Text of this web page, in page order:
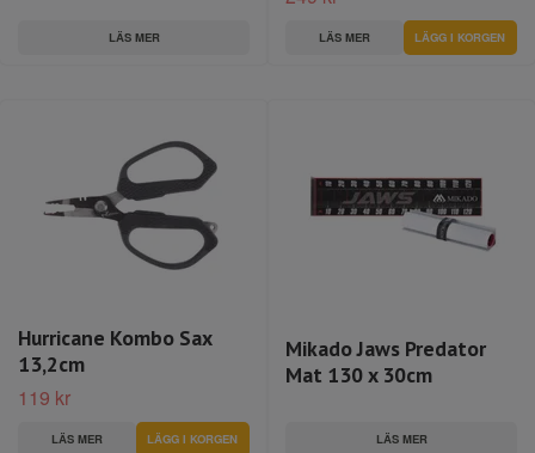
LÄS MER LÄS MER
Hurricane Kombo Sax
13,2cm
119 kr
LÄS MER
Mikado Jaws Predator
Mat 130 x 30cm
LÄS MER